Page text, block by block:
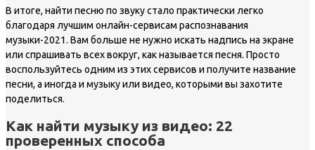
В итоге, найти песню по звуку стало практически легко
благодаря лучшим онлайн-сервисам распознавания
музыки-2021. Вам больше не нужно искать надпись на экране
или спрашивать всех вокруг, как называется песня. Просто
воспользуйтесь одним из этих сервисов и получите название
песни, а иногда и музыку или видео, которыми вы захотите
поделиться.
Как найти музыку из видео: 22
проверенных способа